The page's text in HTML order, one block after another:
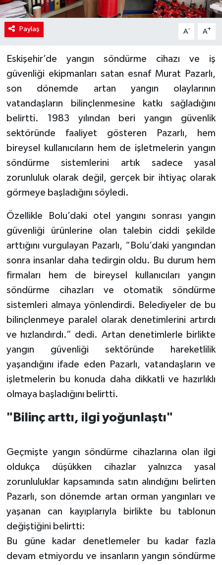
Paylaş A- A+
Eskişehir’de yangın söndürme cihazı ve iş
güvenliği ekipmanları satan esnaf Murat Pazarlı,
son dönemde artan yangın olaylarının
vatandaşların bilinçlenmesine katkı sağladığını
belirtti. 1983 yılından beri yangın güvenlik
sektöründe faaliyet gösteren Pazarlı, hem
bireysel kullanıcıların hem de işletmelerin yangın
söndürme sistemlerini artık sadece yasal
zorunluluk olarak değil, gerçek bir ihtiyaç olarak
görmeye başladığını söyledi.
Özellikle Bolu’daki otel yangını sonrası yangın
güvenliği ürünlerine olan talebin ciddi şekilde
arttığını vurgulayan Pazarlı, “Bolu’daki yangından
sonra insanlar daha tedirgin oldu. Bu durum hem
firmaları hem de bireysel kullanıcıları yangın
söndürme cihazları ve otomatik söndürme
sistemleri almaya yönlendirdi. Belediyeler de bu
bilinçlenmeye paralel olarak denetimlerini artırdı
ve hızlandırdı.” dedi. Artan denetimlerle birlikte
yangın güvenliği sektöründe hareketlilik
yaşandığını ifade eden Pazarlı, vatandaşların ve
işletmelerin bu konuda daha dikkatli ve hazırlıklı
olmaya başladığını belirtti.
"Bilinç arttı, ilgi yoğunlaştı"
Geçmişte yangın söndürme cihazlarına olan ilgi
oldukça düşükken cihazlar yalnızca yasal
zorunluluklar kapsamında satın alındığını belirten
Pazarlı, son dönemde artan orman yangınları ve
yaşanan can kayıplarıyla birlikte bu tablonun
değiştiğini belirtti:
Bu güne kadar denetlemeler bu kadar fazla
devam etmiyordu ve insanların yangın söndürme